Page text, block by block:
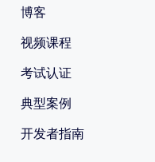
博客
视频课程
考试认证
典型案例
开发者指南